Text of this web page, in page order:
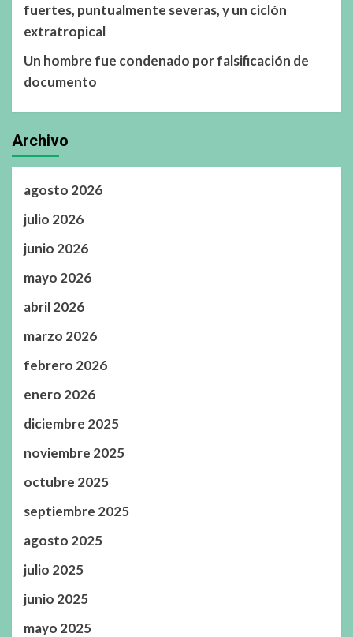
fuertes, puntualmente severas, y un ciclón
extratropical
Un hombre fue condenado por falsificación de
documento
Archivo
agosto 2026
julio 2026
junio 2026
mayo 2026
abril 2026
marzo 2026
febrero 2026
enero 2026
diciembre 2025
noviembre 2025
octubre 2025
septiembre 2025
agosto 2025
julio 2025
junio 2025
mayo 2025